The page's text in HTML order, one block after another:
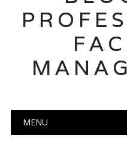
Main menu
MENU